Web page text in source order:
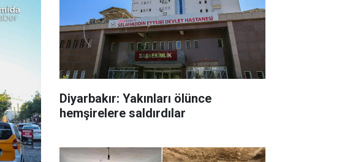
Diyarbakır: Yakınları ölünce
hemşirelere saldırdılar